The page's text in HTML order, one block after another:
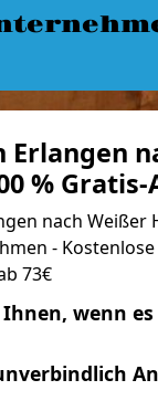
Erlangen
%
nach Weißer
-
73€
wenn